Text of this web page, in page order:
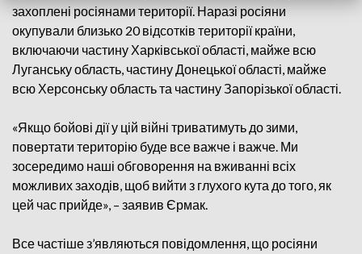
захоплені росіянами території. Наразі росіяни
окупували близько 20 відсотків території країни,
включаючи частину Харківської області, майже всю
Луганську область, частину Донецької області, майже
всю Херсонську область та частину Запорізької області.
«Якщо бойові дії у цій війні триватимуть до зими,
повертати територію буде все важче і важче. Ми
зосередимо наші обговорення на вживанні всіх
можливих заходів, щоб вийти з глухого кута до того, як
цей час прийде», – заявив Єрмак.
Все частіше з’являються повідомлення, що росіяни